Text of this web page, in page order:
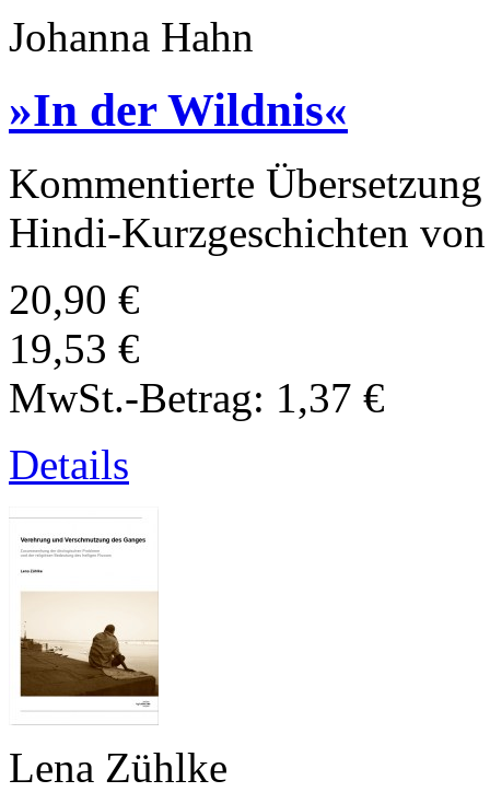
Johanna Hahn
»In der Wildnis«
Kommentierte
Hindi-Kurzgeschichten
20,90 €
19,53 €
MwSt.-Betrag: 1,37 €
Details
Lena Zühlke